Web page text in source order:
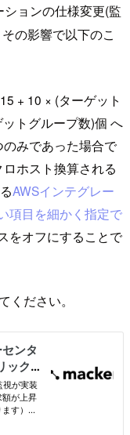
ョンの仕様変更(監
の影響で以下のこ
+ 10 × (ターゲット
トグループ数)個 へ
みであった場合で
ホスト換算される
AWSインテグレー
項目を細かく指定で
をオフにすることで
ください。